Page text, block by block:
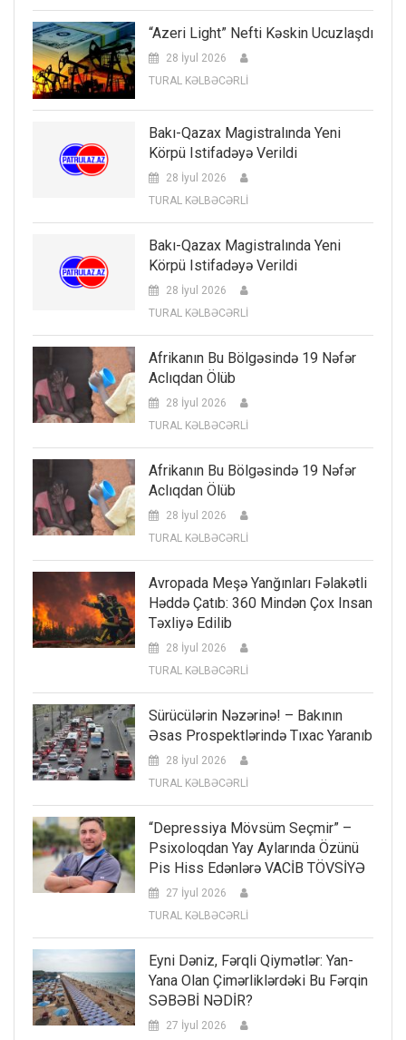
“Azeri Light” Nefti Kəskin Ucuzlaşdı
28 İyul 2026
TURAL KƏLBƏCƏRLİ
Bakı-Qazax Magistralında Yeni
Körpü Istifadəyə Verildi
28 İyul 2026
TURAL KƏLBƏCƏRLİ
Bakı-Qazax Magistralında Yeni
Körpü Istifadəyə Verildi
28 İyul 2026
TURAL KƏLBƏCƏRLİ
Afrikanın Bu Bölgəsində 19 Nəfər
Aclıqdan Ölüb
28 İyul 2026
TURAL KƏLBƏCƏRLİ
Afrikanın Bu Bölgəsində 19 Nəfər
Aclıqdan Ölüb
28 İyul 2026
TURAL KƏLBƏCƏRLİ
Avropada Meşə Yanğınları Fəlakətli
Həddə Çatıb: 360 Mindən Çox Insan
Təxliyə Edilib
28 İyul 2026
TURAL KƏLBƏCƏRLİ
Sürücülərin Nəzərinə! – Bakının
Əsas Prospektlərində Tıxac Yaranıb
28 İyul 2026
TURAL KƏLBƏCƏRLİ
“Depressiya Mövsüm Seçmir” –
Psixoloqdan Yay Aylarında Özünü
Pis Hiss Edənlərə VACİB TÖVSİYƏ
27 İyul 2026
TURAL KƏLBƏCƏRLİ
Eyni Dəniz, Fərqli Qiymətlər: Yan-
Yana Olan Çimərliklərdəki Bu Fərqin
SƏBƏBİ NƏDİR?
27 İyul 2026